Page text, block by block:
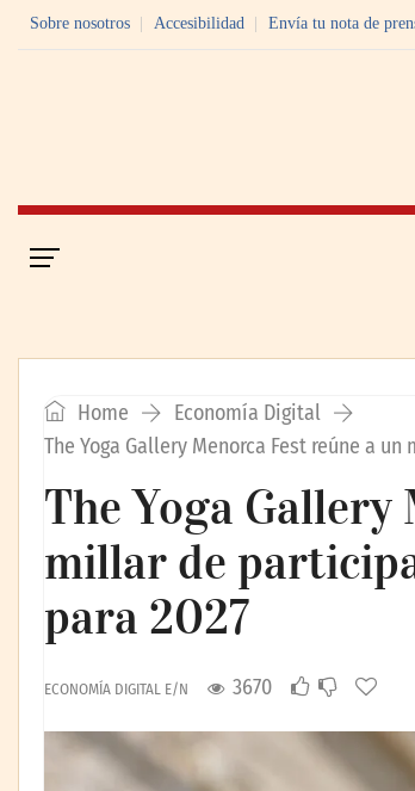
Sobre nosotros Accesibilidad Envía tu nota de
Home
Economía Digital
The Yoga Gallery Menorca Fest reúne a
The Yoga Gallery
millar de
para 2027
ECONOMÍA DIGITAL E/N 3670